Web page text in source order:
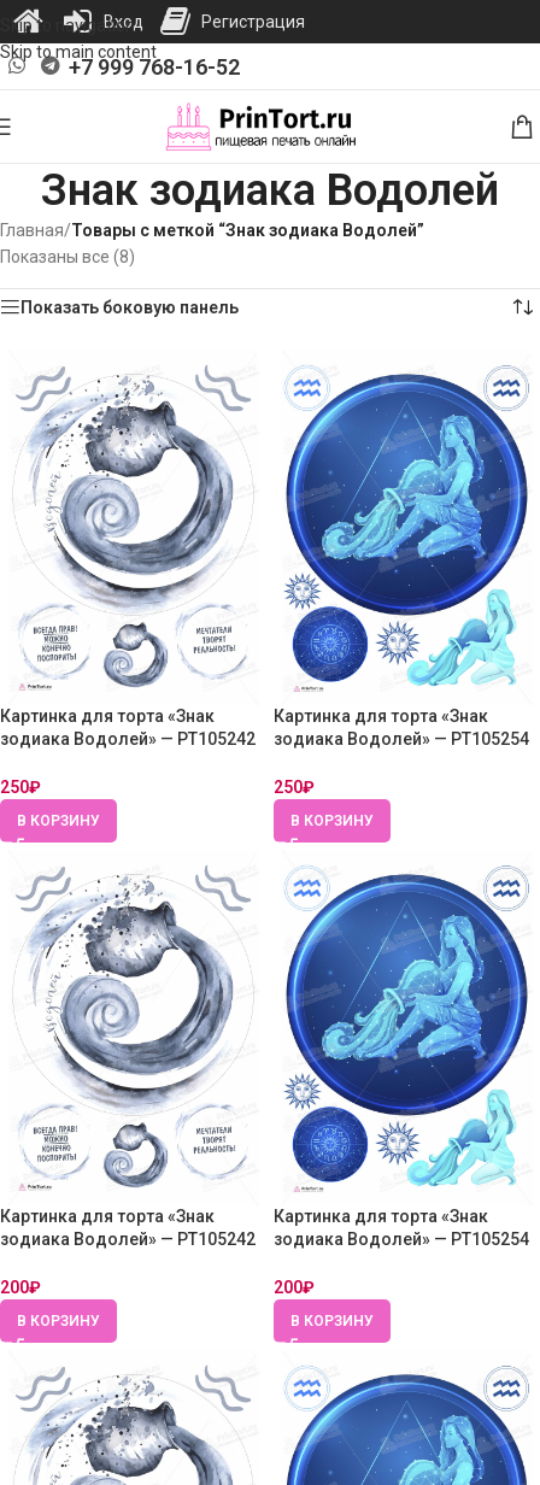
Skip to navigation
Skip to main content
+7 999 768-16-52
Знак зодиака Водолей
Главная/Товары с меткой “Знак зодиака Водолей”
Показаны все (8)
Показать боковую панель
Картинка для торта «Знак
зодиака Водолей» — PT105242
250₽
В КОРЗИНУ
Картинка для торта «Знак
зодиака Водолей» — PT105254
250₽
В КОРЗИНУ
Картинка для торта «Знак
зодиака Водолей» — PT105242
200₽
В КОРЗИНУ
Картинка для торта «Знак
зодиака Водолей» — PT105254
200₽
В КОРЗИНУ
Вход Регистрация